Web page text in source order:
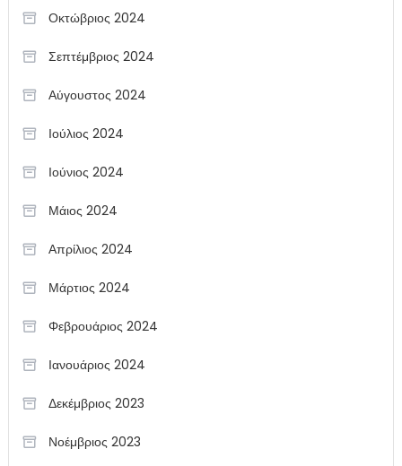
Οκτώβριος 2024
Σεπτέμβριος 2024
Αύγουστος 2024
Ιούλιος 2024
Ιούνιος 2024
Μάιος 2024
Απρίλιος 2024
Μάρτιος 2024
Φεβρουάριος 2024
Ιανουάριος 2024
Δεκέμβριος 2023
Νοέμβριος 2023